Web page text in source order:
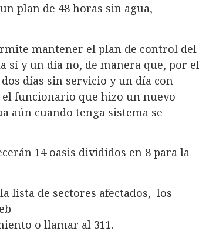
plan de 48 horas sin agua,
mantener el plan de control del
sí y un día no, de manera que, por el
días sin servicio y un día con
funcionario que hizo un nuevo
aún cuando tenga sistema se
14 oasis divididos en 8 para la
lista de sectores afectados, los
o llamar al 311.